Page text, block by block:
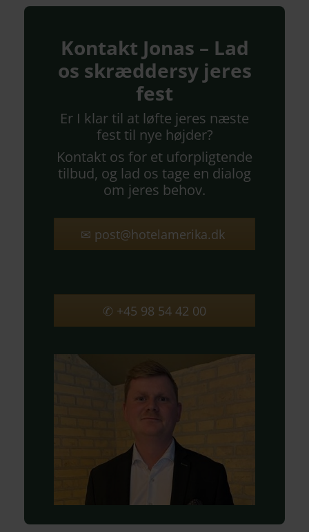
Kontakt Jonas – Lad
os skræddersy jeres
fest
Er I klar til at løfte jeres næste
fest til nye højder?
Kontakt os for et uforpligtende
tilbud, og lad os tage en dialog
om jeres behov.
✉ post@hotelamerika.dk
✆ +45 98 54 42 00